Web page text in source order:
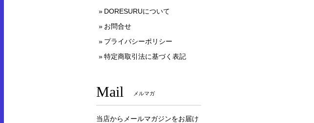
DORESURUについて
お問合せ
プライバシーポリシー
特定商取引法に基づく表記
Mail メルマガ
当店からメールマガジンをお届け